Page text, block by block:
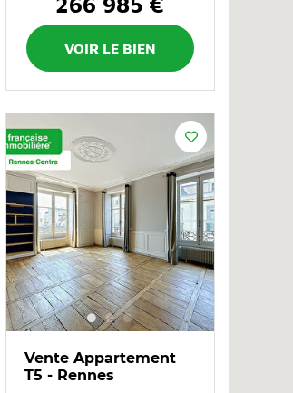
VOIR LE BIEN
Vente Appartement
T5 - Rennes